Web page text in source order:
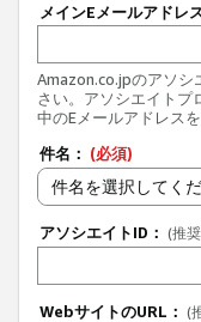
メインEメールアドレ
Amazon.co.jpのアソシ
さい。アソシエイトプ
中のEメールアドレス
件名： (必須)
件名を選択してく
アソシエイトID： (推
WebサイトのURL： (